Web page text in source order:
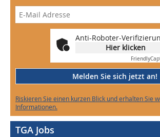
Anti-Roboter-
Hier klicken
Friendly
Melden Sie sich jetzt an!
Riskieren Sie einen kurzen Blick und erhalten Sie
Informationen.
TGA Jobs